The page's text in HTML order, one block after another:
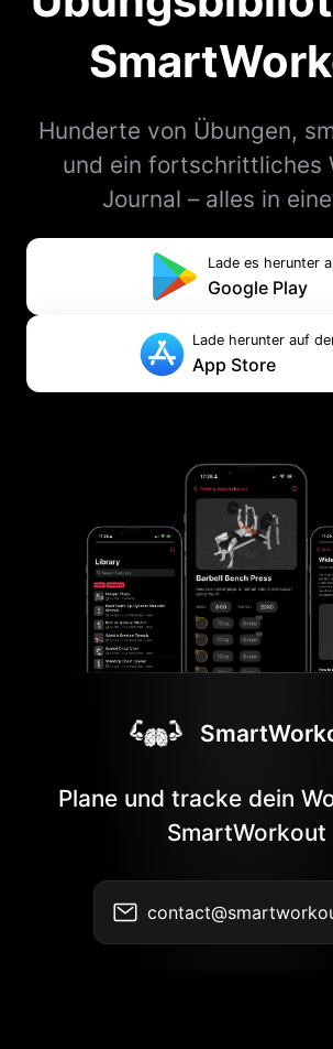
Hunderte von Übungen,
und ein fortschrittliches
Journal – alles in
Lade es herunter
Google Play
Lade herunter auf
App Store
Plane und tracke dein
SmartWorkout